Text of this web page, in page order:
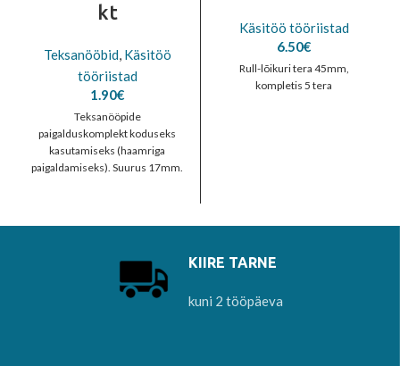
kt
Teksanööbid, Käsitöö
tööriistad
1.90€
Teksanööpide
paigalduskomplekt koduseks
kasutamiseks (haamriga
paigaldamiseks). Suurus 17mm.
Käsitöö tööriistad
6.50€
Rull-lõikuri tera 45mm,
kompletis 5 tera
KIIRE TARNE
kuni 2 tööpäeva